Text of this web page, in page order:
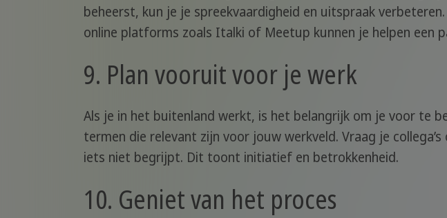
beheerst, kun je je spreekvaardigheid en uitspraak
online platforms zoals Italki of Meetup kunnen je helpen een
9. Plan vooruit voor je werk
Als je in het buitenland werkt, is het belangrijk om je voor te
termen die relevant zijn voor jouw werkveld. Vraag je
iets niet begrijpt. Dit toont initiatief en betrokkenheid.
10. Geniet van het proces